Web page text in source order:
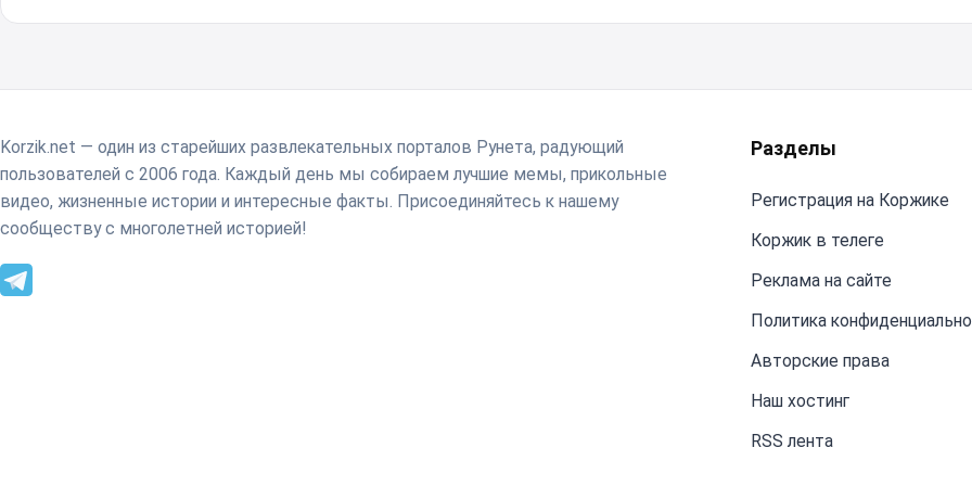
Korzik.net — один из старейших развлекательных порталов Рунета, радующий
пользователей с 2006 года. Каждый день мы собираем лучшие мемы, прикольные
видео, жизненные истории и интересные факты. Присоединяйтесь к нашему
сообществу с многолетней историей!
Разделы
Регистрация на Коржике
Коржик в телеге
Реклама на сайте
Политика
Авторские права
Наш хостинг
RSS лента